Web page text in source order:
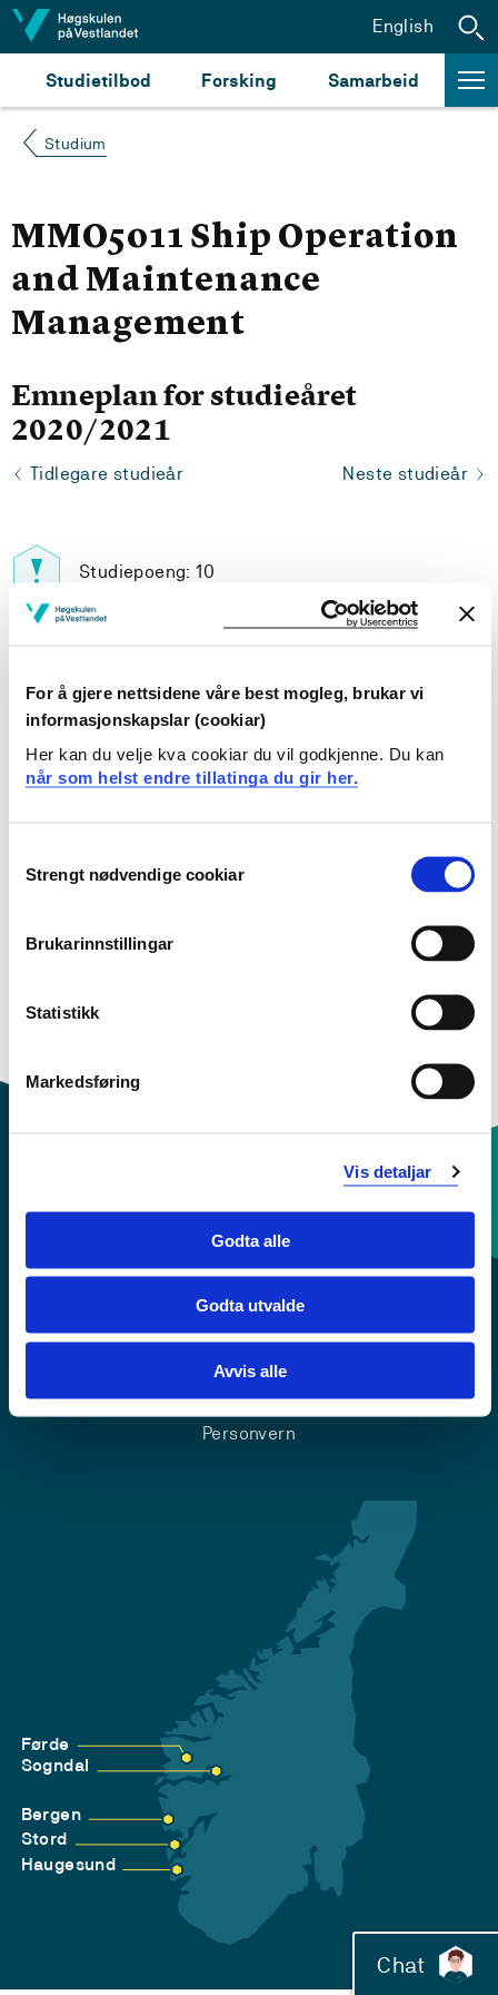
For å gjere nettsidene våre best mogleg, brukar vi
informasjonskapslar (cookiar)
Her kan du velje kva cookiar du vil godkjenne. Du kan
når som helst endre tillatinga du gir her.
Selection
Strengt nødvendige cookiar
Brukarinnstillingar
Statistikk
Markedsføring
Vis detaljar
Godta alle
Godta utvalde
Avvis alle
Hopp til innhald
Studietilbod Forsking Samarbeid
English
Studium
MMO5011 Ship Operation
and Maintenance
Management
Emneplan for studieåret
2020/2021
Tidlegare studieår Neste studieår
Studiepoeng: 10
Inngår i:
Innvekslingsstudent - FØS - Haugesund
Maritime operasjoner
Innhold og oppbygning
Kontaktinfo og opningstider
Sentralbord: 55 58 58 00
Krise- og beredskapsnummer
Tilgjengelegheitserklæring
Personvern
Førde
Sogndal
Bergen
Stord
Haugesund
Chat